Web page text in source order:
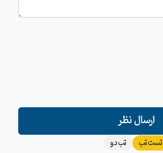
ارسال نظر
تست تب تب دو